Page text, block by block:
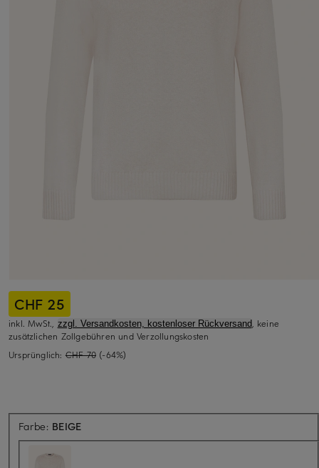
CHF 25
inkl. MwSt., zzgl. Versandkosten, kostenloser Rückversand, keine
zusätzlichen Zollgebühren und Verzollungskosten
Ursprünglich: CHF 70 (-64%)
Farbe: BEIGE